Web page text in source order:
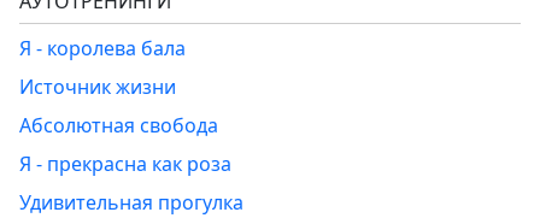
Я - королева бала
Источник жизни
Абсолютная свобода
Я - прекрасна как роза
Удивительная прогулка